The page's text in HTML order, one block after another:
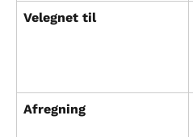
Velegnet til
Afregning